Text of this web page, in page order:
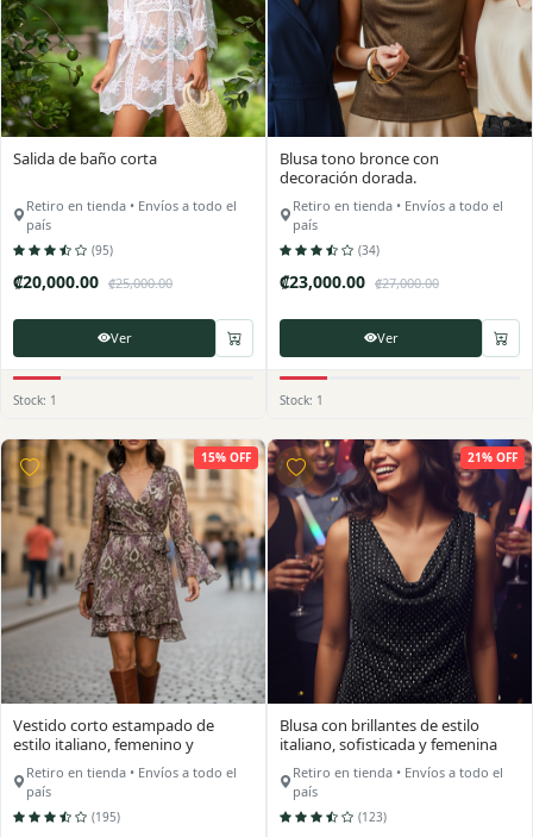
Salida de baño corta
Retiro en tienda • Envíos a todo el
país
(95)
₡20,000.00 ₡25,000.00
Ver
Stock: 1
Blusa tono bronce con
decoración dorada.
Retiro en tienda • Envíos a todo el
país
(34)
₡23,000.00 ₡27,000.00
Ver
Stock: 1
15% OFF
Vestido corto estampado de
estilo italiano, femenino y
sofisticado.
Retiro en tienda • Envíos a todo el
país
(195)
21% OFF
Blusa con brillantes de estilo
italiano, sofisticada y femenina
Retiro en tienda • Envíos a todo el
país
(123)